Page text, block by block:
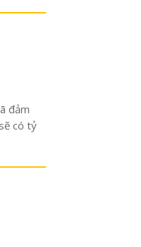
đảm
có tỷ